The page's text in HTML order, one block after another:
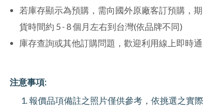
若庫存顯示為預購，需向國外原廠客訂預購，期
貨時間約 5 - 8 個月左右到台灣(依品牌不同)
庫存查詢或其他訂購問題，歡迎利用線上即時通
注意事項:
報價品項備註之照片僅供參考，依挑選之實際